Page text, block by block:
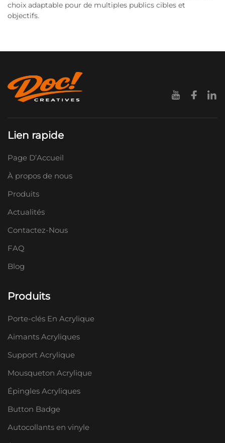
choix adaptable pour de multiples publics cibles et
objectifs.
Lien rapide
Page D’Accueil
À propos de nous
Produits
Actualités
Contactez-Nous
FAQ
Blog
Produits
Porte-clés En Acrylique
Aimants Acryliques
Support Acrylique
Mousqueton Acrylique
Épingles Acryliques
Button Badge
Autocollants en vinyle